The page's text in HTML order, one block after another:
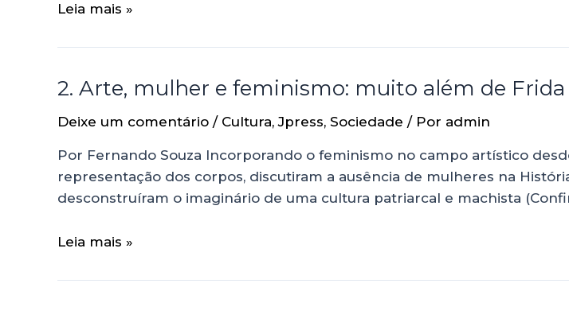
Leia mais »
2. Arte, mulher e feminismo: muito além de Frida
Deixe um comentário / Cultura,Jpress, Sociedade / Por admin
Por Fernando Souza Incorporando o feminismo no campo artístico
representação dos corpos, discutiram a ausência de mulheres na
desconstruíram o imaginário de uma cultura patriarcal e machista
Leia mais »